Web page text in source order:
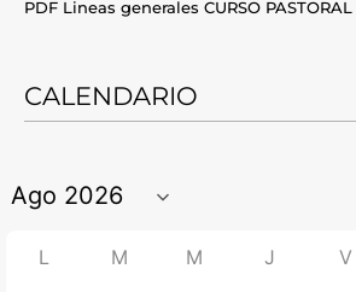
PDF Lineas generales CURSO PASTORAL
CALENDARIO
L M M J V